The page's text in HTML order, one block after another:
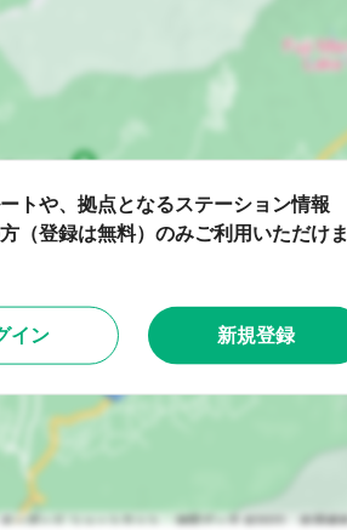
トや、拠点となるステーション情報
（登録は無料）のみご利用いただけま
イン 新規登録